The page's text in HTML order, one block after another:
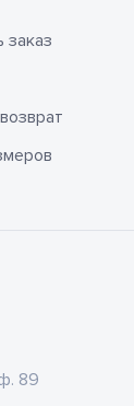
заказ
89